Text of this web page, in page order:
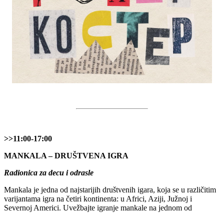
>>11:00-17:00
MANKALA – DRUŠTVENA IGRA
Radionica za decu i odrasle
Mankala je jedna od najstarijih društvenih igara, koja se u različitim
varijantama igra na četiri kontinenta: u Africi, Aziji, Južnoj i
Severnoj Americi. Uvežbajte igranje mankale na jednom od